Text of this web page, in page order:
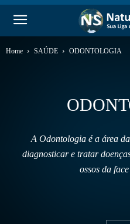
Home SAÚDE ODONTOLOGIA
A Odontologia é a área
diagnosticar e tratar
ossos da